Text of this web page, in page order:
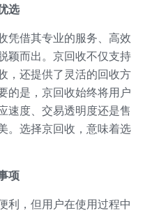
选
凭借其专业的服务、高效
颖而出。京回收不仅支持
，还提供了灵活的回收方
的是，京回收始终将用户
速度、交易透明度还是售
。选择京回收，意味着选
项
利，但用户在使用过程中